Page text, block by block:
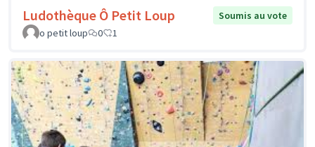
Ludothèque Ô Petit Loup
Soumis au vote
o petit loup
0 1